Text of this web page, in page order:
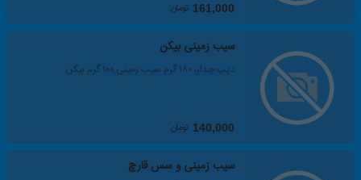
161,000 تومان
سیب زمینی بیکن
دیپ چدار، ۱۸۰ گرم سیب زمینی,۱۰۰ گرم بیکن
140,000 تومان
سیب زمینی و سس قارچ